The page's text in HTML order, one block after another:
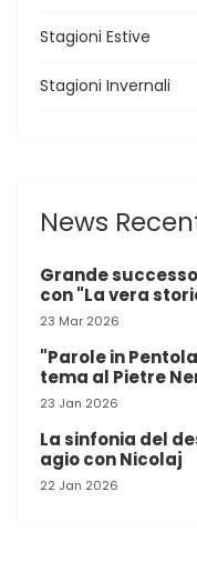
Stagioni Estive
Stagioni Invernali
News
Grande
con "La vera
23 Mar 2026
"Parole in
tema al Pietre
23 Jan 2026
La sinfonia del
agio con Nicolaj
22 Jan 2026